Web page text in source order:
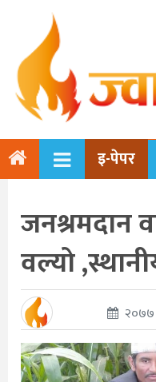
इ-पेपर
जनश्रमदान
वल्यो
२०७७